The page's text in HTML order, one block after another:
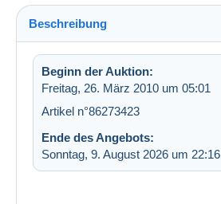
Beschreibung
Beginn der Auktion:
Freitag, 26. März 2010 um 05:01
Artikel n°86273423
Ende des Angebots:
Sonntag, 9. August 2026 um 22:16